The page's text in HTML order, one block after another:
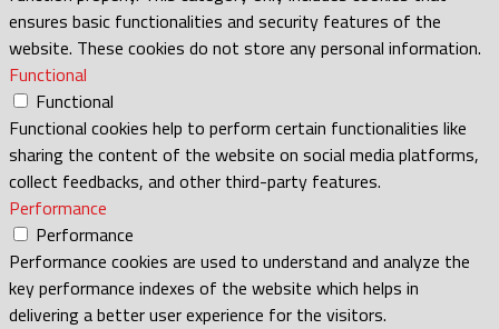
ensures basic functionalities and security features of the
website. These cookies do not store any personal information.
Functional
Functional
Functional cookies help to perform certain functionalities like
sharing the content of the website on social media platforms,
collect feedbacks, and other third-party features.
Performance
Performance
Performance cookies are used to understand and analyze the
key performance indexes of the website which helps in
delivering a better user experience for the visitors.